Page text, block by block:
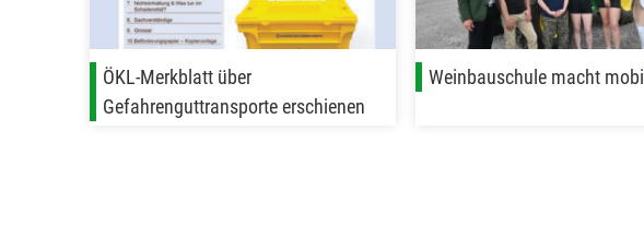
ÖKL-Merkblatt über
Gefahrenguttransporte erschienen
Weinbauschule macht mobil